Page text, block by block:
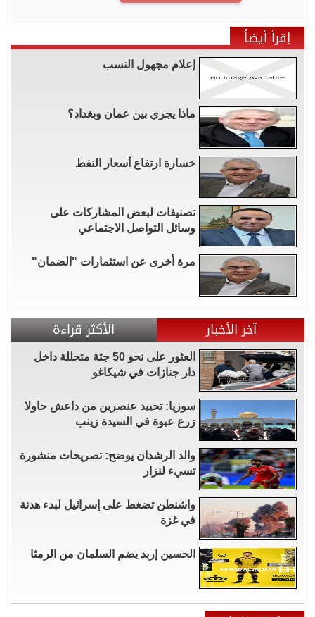
إقرأ أيضاً
إعلام مجهول النسب
ماذا يجري بين عمان وبغداد؟
خسارة ارتفاع أسعار النفط
تصنيفات لبعض المشاركات على
وسائل التواصل الاجتماعي
مرة أخرى عن استثمارات "الضمان"
آخر الأخبار الأكثر قراءة
العثور على نحو 50 جثة متحللة داخل
دار جنازات في شيكاغو
سوريا: تحييد عنصرين من داعش حاولا
زرع عبوة في السيدة زينب
والد الرشدان يوضح: تصريحات منشورة
تسيء لنزار
واشنطن تضغط على إسرائيل لبدء هدنة
في غزة
الحسين إربد يضم السلمان من الرمثا